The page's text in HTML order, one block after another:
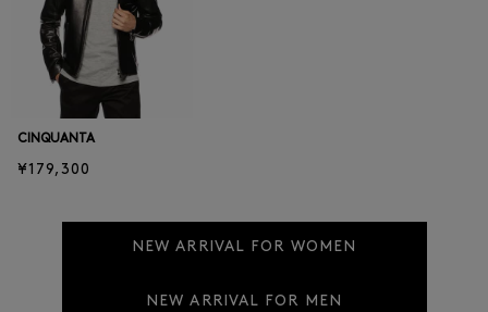
CINQUANTA
¥179,300
NEW ARRIVAL FOR WOMEN
NEW ARRIVAL FOR MEN